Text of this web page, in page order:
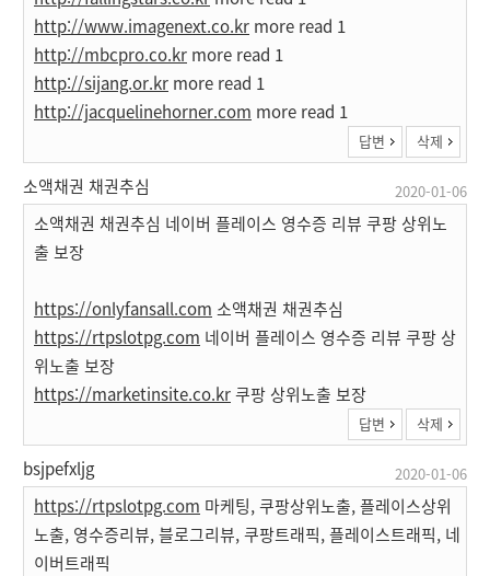
http://www.imagenext.co.kr more read 1
http://mbcpro.co.kr more read 1
http://sijang.or.kr more read 1
http://jacquelinehorner.com more read 1
답변 삭제
소액채권 채권추심 2020-01-06
소액채권 채권추심 네이버 플레이스 영수증 리뷰 쿠팡 상위노
출 보장
https://onlyfansall.com 소액채권 채권추심
https://rtpslotpg.com 네이버 플레이스 영수증 리뷰 쿠팡 상
위노출 보장
https://marketinsite.co.kr쿠팡 상위노출 보장
답변 삭제
bsjpefxljg 2020-01-06
https://rtpslotpg.com 마케팅, 쿠팡상위노출, 플레이스상위
노출, 영수증리뷰, 블로그리뷰, 쿠팡트래픽, 플레이스트래픽, 네
이버트래픽